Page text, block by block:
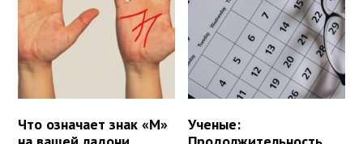
Что означает знак «М»
Ученые: